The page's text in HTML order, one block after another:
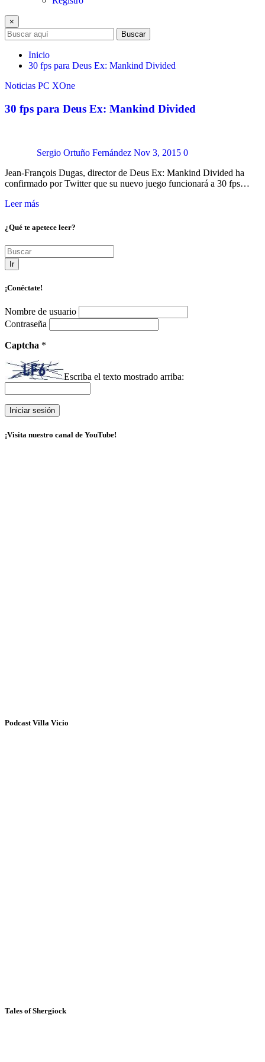
×
Buscar
Inicio
30 fps para Deus Ex: Mankind Divided
Noticias PC XOne
30 fps para Deus Ex: Mankind Divided
Sergio Ortuño Fernández Nov 3, 2015 0
Jean-François Dugas, director de Deus Ex: Mankind Divided ha
confirmado por Twitter que su nuevo juego funcionará a 30 fps…
Leer más
¿Qué te apetece leer?
Ir
¡Conéctate!
Nombre de usuario
Contraseña
Captcha *
Escriba el texto mostrado arriba:
¡Visita nuestro canal de YouTube!
Podcast Villa Vicio
Tales of Shergiock